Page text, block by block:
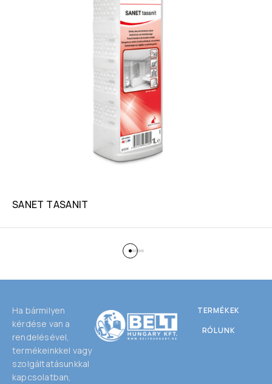
SANET TASANIT
Ha bármilyen
kérdése van a
rendelésével,
termékeinkkel vagy
szolgáltatásunkkal
kapcsolatban,
TERMÉKEK
RÓLUNK